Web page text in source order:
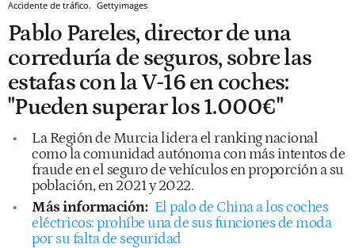
Accidente de tráfico. Gettyimages
Pablo Pareles, director de una
correduría de seguros, sobre las
estafas con la V-16 en coches:
"Pueden superar los 1.000€"
La Región de Murcia lidera el ranking nacional
como la comunidad autónoma con más intentos de
fraude en el seguro de vehículos en proporción a su
población, en 2021 y 2022.
Más información: El palo de China a los coches
eléctricos: prohíbe una de sus funciones de moda
por su falta de seguridad